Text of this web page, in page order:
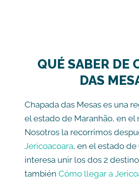
QUÉ SABER DE
DAS
Chapada das Mesas es una
el estado de Maranhão, en el
Nosotros la recorrimos
Jericoacoara, en el estado de
interesa unir los dos 2
también Cómo llegar a